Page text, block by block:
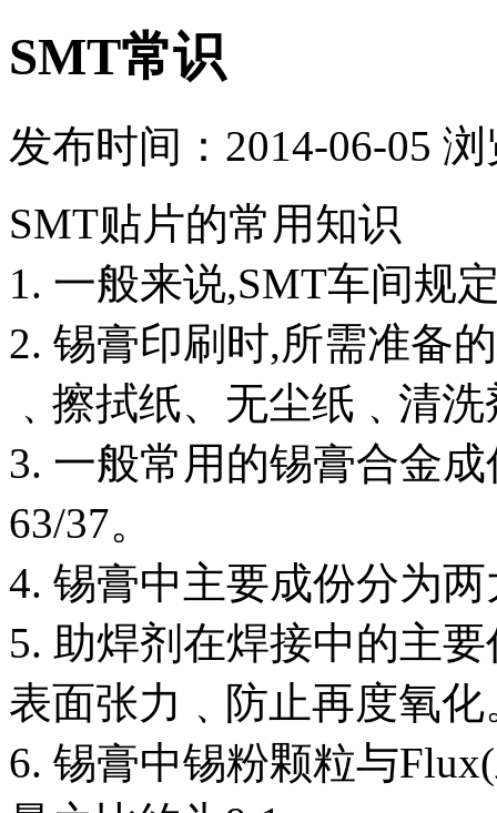
SMT常识
发布时间：2014-06-05
SMT贴片的常用知识
1. 一般来说,SMT车间规
2. 锡膏印刷时,所需准备
﹑擦拭纸、无尘纸﹑清
3. 一般常用的锡膏合金
63/37。
4. 锡膏中主要成份分为
5. 助焊剂在焊接中的主
表面张力﹑防止再度氧化
6. 锡膏中锡粉颗粒与